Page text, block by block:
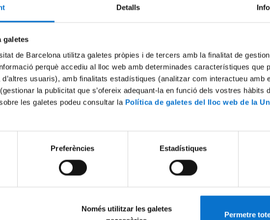
Detalls
galetes
de Barcelona utilitza galetes pròpies i de tercers amb la finalitat de
perquè accediu al lloc web amb determinades característiques que
usuaris), amb finalitats estadístiques (analitzar com interactueu amb
la publicitat que s’ofereix adequant-la en funció dels vostres hàbits
les galetes podeu consultar la Política de galetes del lloc web de la
Preferències Estadístiques
Només utilitzar les galetes
Permetre